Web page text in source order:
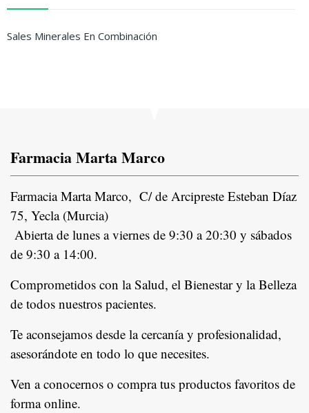
Sales Minerales En Combinación
Farmacia Marta Marco
Farmacia Marta Marco, C/ de Arcipreste Esteban Díaz
75, Yecla (Murcia)
Abierta de lunes a viernes de 9:30 a 20:30 y sábados
de 9:30 a 14:00.
Comprometidos con la Salud, el Bienestar y la Belleza
de todos nuestros pacientes.
Te aconsejamos desde la cercanía y profesionalidad,
asesorándote en todo lo que necesites.
Ven a conocernos o compra tus productos favoritos de
forma online.